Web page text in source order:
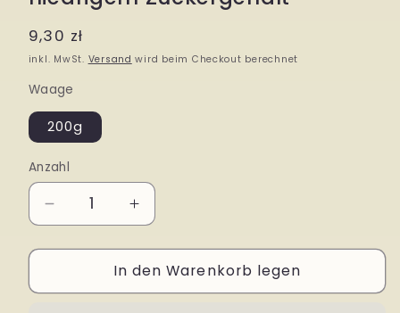
Normaler
Preis
9,30 zł
inkl. MwSt. Versand wird beim Checkout berechnet
Waage
200g
Anzahl
die
Erhöhe
die
Menge
In den Warenkorb legen